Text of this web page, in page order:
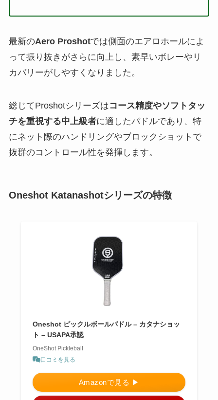
最新のAero Proshotでは側面のエアロホールによ
って振り抜きがさらに向上し、素早いボレーやリ
カバリーがしやすくなりました。
総じてProshotシリーズはコース精度やソフトタッ
チを重視する中上級者に適したパドルであり、特
にネット際のハンドリングやブロックショットで
抜群のコントロール性を発揮します。
Oneshot Katanashotシリーズの特徴
Oneshot ピックルボールパドル – カタナショッ
ト – USAPA承認
OneShot Pickleball
口コミを見る
Amazonで見る ▶︎